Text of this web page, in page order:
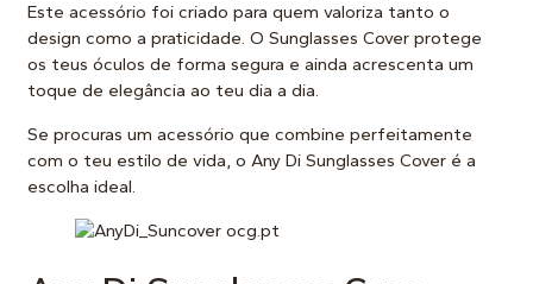
Este acessório foi criado para quem valoriza tanto o
design como a praticidade. O Sunglasses Cover protege
os teus óculos de forma segura e ainda acrescenta um
toque de elegância ao teu dia a dia.
Se procuras um acessório que combine perfeitamente
com o teu estilo de vida, o Any Di Sunglasses Cover é a
escolha ideal.